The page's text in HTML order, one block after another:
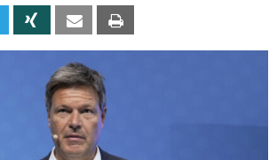
Linkedin Xing Email